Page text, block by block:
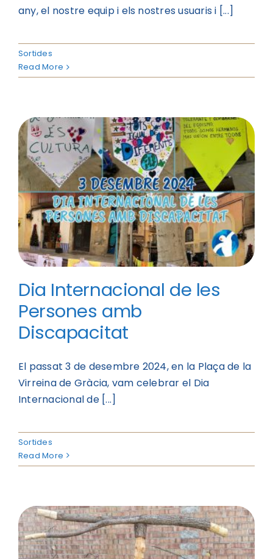
any, el nostre equip i els nostres usuaris i [...]
Sortides
Read More
Dia Internacional de les
Persones amb
Discapacitat
El passat 3 de desembre 2024, en la Plaça de la
Virreina de Gràcia, vam celebrar el Dia
Internacional de [...]
Sortides
Read More